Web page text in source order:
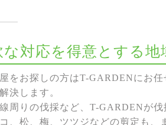
対応を得意とする地
をお探しの方はT-GARDENにお任
決します。
周りの伐採など、T-GARDENが伐
、松、梅、ツツジなどの剪定も